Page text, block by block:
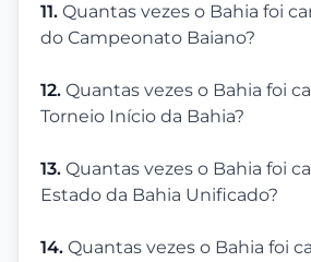
11. Quantas vezes o Bahia foi
do Campeonato Baiano?
12. Quantas vezes o Bahia foi
Torneio Início da Bahia?
13. Quantas vezes o Bahia foi
Estado da Bahia Unificado?
14. Quantas vezes o Bahia foi